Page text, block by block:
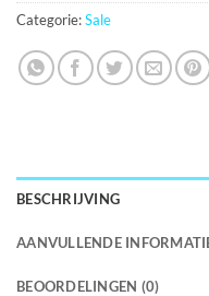
Categorie:Sale
BESCHRIJVING
AANVULLENDE
BEOORDELINGEN (0)